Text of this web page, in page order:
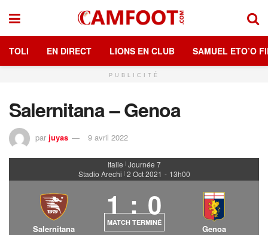
TOLI EN DIRECT LIONS EN CLUB SAMUEL ETO’O
PUBLICITÉ
Salernitana – Genoa
par juyas 9 avril 2022
Italie | Journée 7
Stadio Arechi | 2 Oct 2021 - 13h00
Salernitana
1 : 0
MATCH TERMINÉ
Genoa